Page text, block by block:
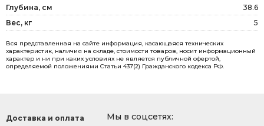
Глубина, см
38.6
Вес, кг
5
Вся представленная на сайте информация, касающаяся технических
характеристик, наличия на складе, стоимости товаров, носит информационный
характер и ни при каких условиях не является публичной офертой,
определяемой положениями Статьи 437(2) Гражданского кодекса РФ.
Мы в соцсетях:
Доставка и оплата